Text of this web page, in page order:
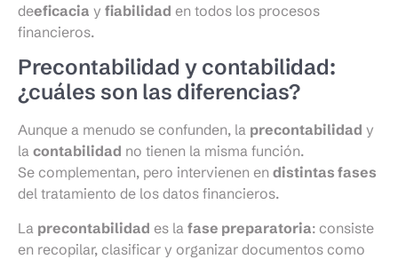
deeficacia y fiabilidad en todos los procesos
financieros.
Precontabilidad y contabilidad:
¿cuáles son las diferencias?
Aunque a menudo se confunden, la precontabilidad y
la contabilidad no tienen la misma función.
Se complementan, pero intervienen en distintas fases
del tratamiento de los datos financieros.
La precontabilidad es la fase preparatoria: consiste
en recopilar, clasificar y organizar documentos como